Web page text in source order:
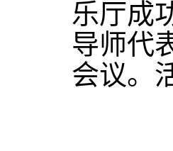
乐厅成
导师代
会议。